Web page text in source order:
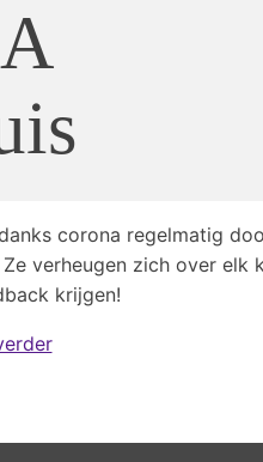
corona regelmatig
verheugen zich over
krijgen!